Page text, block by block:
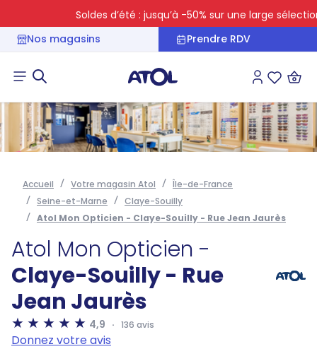
Soldes d’été : jusqu’à -50% sur une large sélection
Nos magasins
Prendre RDV
Connexion
Accueil Votre magasin Atol
Île-de-France
Seine-et-Marne
Claye-Souilly
Atol Mon Opticien - Claye-Souilly - Rue Jean Jaurès
Atol Mon Opticien -
Claye-Souilly - Rue
Jean Jaurès
4,9 136 avis
Donnez votre avis